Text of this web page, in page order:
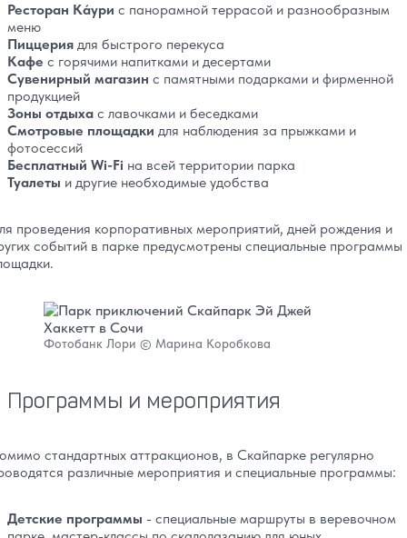
Ресторан Кáури с панорамной террасой и разнообразным
меню
Пиццерия для быстрого перекуса
Кафе с горячими напитками и десертами
Сувенирный магазин с памятными подарками и фирменной
продукцией
Зоны отдыха с лавочками и беседками
Смотровые площадки для наблюдения за прыжками и
фотосессий
Бесплатный Wi-Fi на всей территории парка
Туалеты и другие необходимые удобства
проведения корпоративных мероприятий, дней рождения и
событий в парке предусмотрены специальные программы
Фотобанк Лори © Марина Коробкова
Программы и мероприятия
стандартных аттракционов, в Скайпарке регулярно
различные мероприятия и специальные программы:
Детские программы - специальные маршруты в веревочном